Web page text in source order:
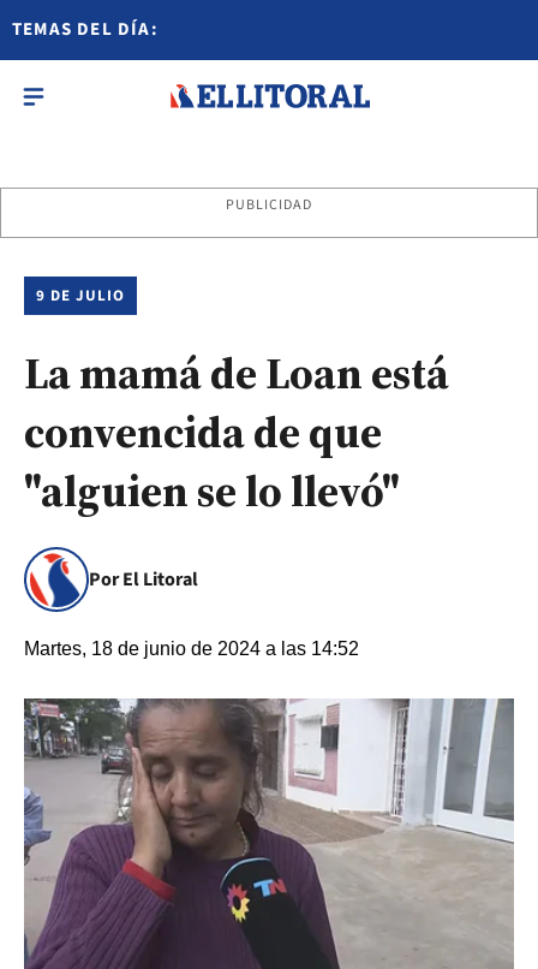
TEMAS DEL DÍA:
PUBLICIDAD
9 DE JULIO
La mamá de Loan está
convencida de que
"alguien se lo llevó"
Por El Litoral
Martes, 18 de junio de 2024 a las 14:52